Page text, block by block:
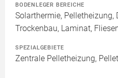
BODENLEGER BEREICHE
Solarthermie, Pelletheizung,
Trockenbau, Laminat,
SPEZIALGEBIETE
Zentrale Pelletheizung,